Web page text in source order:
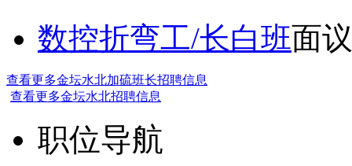
数控折弯工/长白班面议
查看更多金坛水北加硫班长招聘信息
查看更多金坛水北招聘信息
职位导航